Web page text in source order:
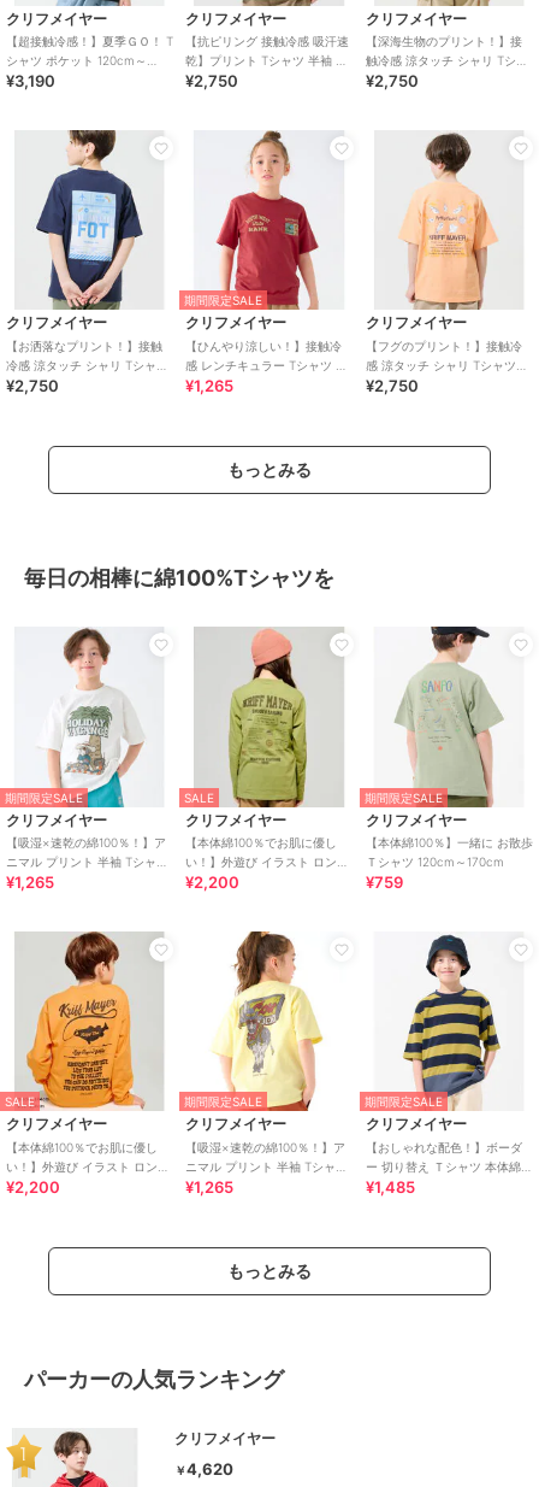
クリフメイヤー
【超接触冷感！】夏季ＧＯ！ T
シャツ ポケット 120cm～
170cm
¥3,190
クリフメイヤー
【抗ピリング 接触冷感 吸汗速
乾】プリント Tシャツ 半袖 北
極 120cm～170cm
¥2,750
クリフメイヤー
【深海生物のプリント！】接
触冷感 涼タッチ シャリ Tシャ
ツ 120cm～170cm
¥2,750
クリフメイヤー
【お洒落なプリント！】接触
冷感 涼タッチ シャリ Tシャツ
120cm～170cm
¥2,750
期間限定SALE
クリフメイヤー
【ひんやり涼しい！】接触冷
感 レンチキュラー Tシャツ 半
袖 120cm～170cm
¥1,265
クリフメイヤー
【フグのプリント！】接触冷
感 涼タッチ シャリ Tシャツ
120cm～170cm
¥2,750
もっとみる
毎日の相棒に綿100%Tシャツを
期間限定SALE
クリフメイヤー
【吸湿×速乾の綿100％！】ア
ニマル プリント 半袖 Tシャツ
シュナウザー 120cm～170cm
¥1,265
SALE
クリフメイヤー
【本体綿100％でお肌に優し
い！】外遊び イラスト ロンT
ロゴ 120cm～170cm
¥2,200
期間限定SALE
クリフメイヤー
【本体綿100％】一緒に お散歩
Ｔシャツ 120cm～170cm
¥759
SALE
クリフメイヤー
【本体綿100％でお肌に優し
い！】外遊び イラスト ロンT
釣り 120cm～170cm
¥2,200
期間限定SALE
クリフメイヤー
【吸湿×速乾の綿100％！】ア
ニマル プリント 半袖 Tシャツ
牛 120cm～170cm
¥1,265
期間限定SALE
クリフメイヤー
【おしゃれな配色！】ボーダ
ー 切り替え Ｔシャツ 本体綿
100％ 120cm～170cm
¥1,485
もっとみる
パーカーの人気ランキング
クリフメイヤー
￥4,620